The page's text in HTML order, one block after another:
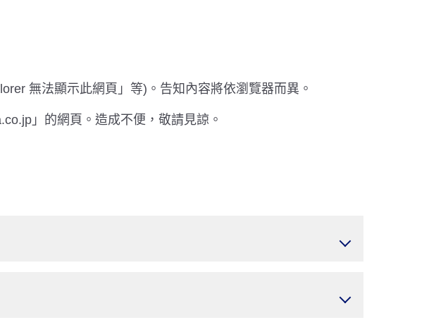
無法顯示此網頁」等)。告知內容將依瀏覽器而異。
」的網頁。造成不便，敬請見諒。